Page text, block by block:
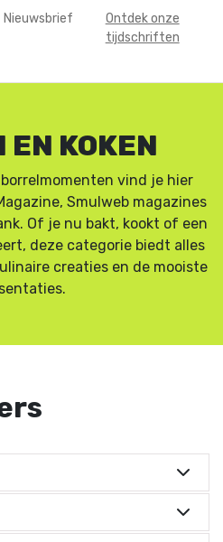
Nieuwsbrief
Ontdek onze
tijdschriften
EN KOKEN
borrelmomenten vind je hier
Smulweb magazines
Of je nu bakt, kookt of een
deze categorie biedt alles
creaties en de mooiste